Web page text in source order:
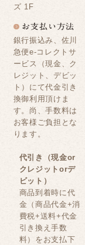
ズ 1F
銀行振込み、佐川
急便e-コレクトサ
ービス（現金、ク
レジット、デビッ
ト）にて代金引き
換御利用頂けま
す。尚、手数料は
お客様ご負担とな
ります。
代引き（現金or
クレジットorデ
ビット）
商品到着時に代
金（商品代金+消
費税+送料+代金
引き換え手数
料）をお支払下